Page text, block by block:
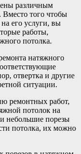
различным
Вместо того чтобы
его услуги, вы
работы,
потолка.
натяжного
отвертка и другие
ситуации.
ремонтных работ,
потолок на
небольшие порезы
потолка, их можно